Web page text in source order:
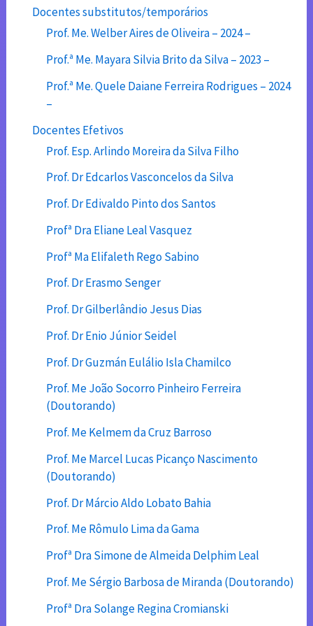
Docentes substitutos/temporários
Prof. Me. Welber Aires de Oliveira – 2024 –
Prof.ª Me. Mayara Silvia Brito da Silva – 2023 –
Prof.ª Me. Quele Daiane Ferreira Rodrigues – 2024
–
Docentes Efetivos
Prof. Esp. Arlindo Moreira da Silva Filho
Prof. Dr Edcarlos Vasconcelos da Silva
Prof. Dr Edivaldo Pinto dos Santos
Profª Dra Eliane Leal Vasquez
Profª Ma Elifaleth Rego Sabino
Prof. Dr Erasmo Senger
Prof. Dr Gilberlândio Jesus Dias
Prof. Dr Enio Júnior Seidel
Prof. Dr Guzmán Eulálio Isla Chamilco
Prof. Me João Socorro Pinheiro Ferreira
(Doutorando)
Prof. Me Kelmem da Cruz Barroso
Prof. Me Marcel Lucas Picanço Nascimento
(Doutorando)
Prof. Dr Márcio Aldo Lobato Bahia
Prof. Me Rômulo Lima da Gama
Profª Dra Simone de Almeida Delphim Leal
Prof. Me Sérgio Barbosa de Miranda (Doutorando)
Profª Dra Solange Regina Cromianski